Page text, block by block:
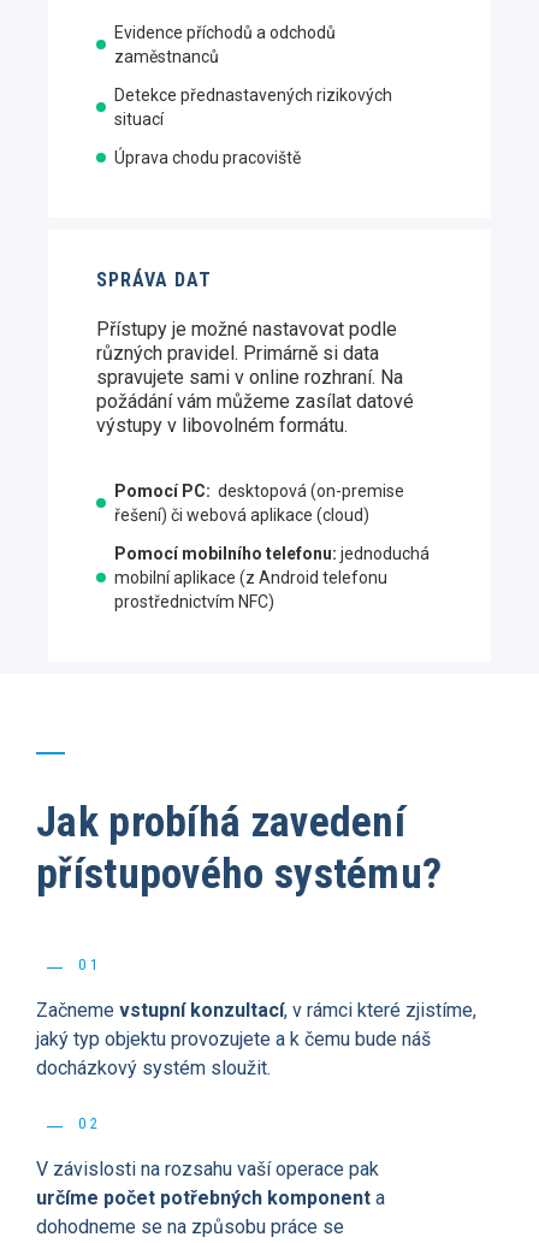
Evidence příchodů a odchodů
zaměstnanců
Detekce přednastavených rizikových
situací
Úprava chodu pracoviště
SPRÁVA DAT
Přístupy je možné nastavovat podle
různých pravidel. Primárně si data
spravujete sami v online rozhraní. Na
požádání vám můžeme zasílat datové
výstupy v libovolném formátu.
Pomocí PC: desktopová (on-premise
řešení) či webová aplikace (cloud)
Pomocí mobilního telefonu: jednoduchá
mobilní aplikace (z Android telefonu
prostřednictvím NFC)
Jak probíhá zavedení
přístupového systému?
01
Začneme vstupní konzultací, v rámci které zjistíme,
jaký typ objektu provozujete a k čemu bude náš
docházkový systém sloužit.
02
V závislosti na rozsahu vaší operace pak
určíme počet potřebných komponent a
dohodneme se na způsobu práce se